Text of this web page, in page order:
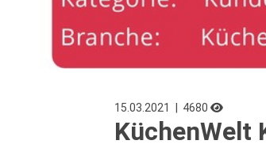
15.03.2021 | 4680
KüchenWelt